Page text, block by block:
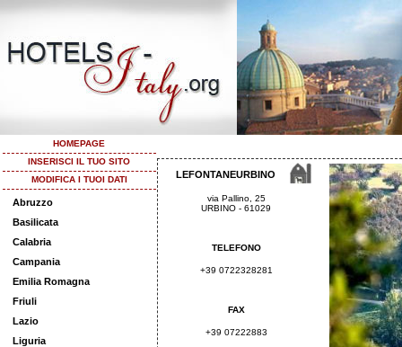
HOMEPAGE
INSERISCI IL TUO SITO
MODIFICA I TUOI DATI
Abruzzo
Basilicata
Calabria
Campania
Emilia Romagna
Friuli
Lazio
Liguria
LEFONTANEURBINO
via Pallino, 25
URBINO - 61029
TELEFONO
+39 0722328281
FAX
+39 07222883